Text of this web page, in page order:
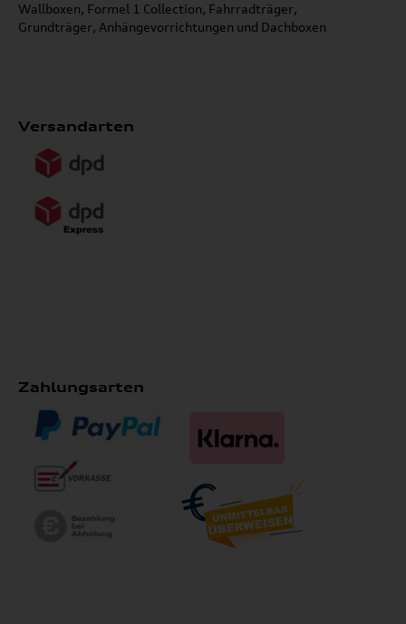
Wallboxen, Formel 1 Collection, Fahrradträger,
Grundträger, Anhängevorrichtungen und Dachboxen
Versandarten
Zahlungsarten